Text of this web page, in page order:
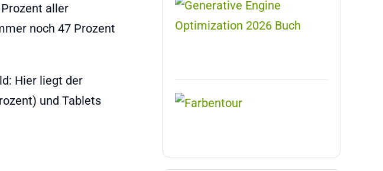
aller
noch 47 Prozent
Hier liegt der
und Tablets